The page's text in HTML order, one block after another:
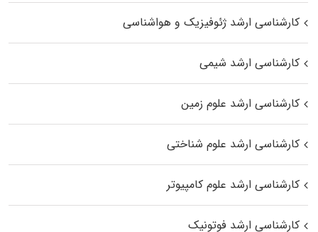
کارشناسی ارشد ژئوفیزیک و هواشناسی
کارشناسی ارشد شیمی
کارشناسی ارشد علوم زمین
کارشناسی ارشد علوم شناختی
کارشناسی ارشد علوم کامپیوتر
کارشناسی ارشد فوتونیک